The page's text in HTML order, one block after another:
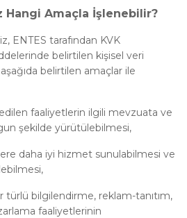
Hangi Amaçla İşlenebilir?
ENTES tarafından KVK
belirtilen kişisel veri
belirtilen amaçlar ile
edilen faaliyetlerin ilgili mevzuata ve
şekilde yürütülebilmesi,
daha iyi hizmet sunulabilmesi ve
bilgilendirme, reklam-tanıtım,
faaliyetlerinin